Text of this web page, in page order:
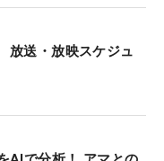
ラーク（米国）、
イラー・ムーア、
続いている。
送・放映スケジュ